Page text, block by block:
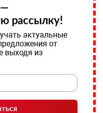
рассылку!
актуальные
от
выходя из